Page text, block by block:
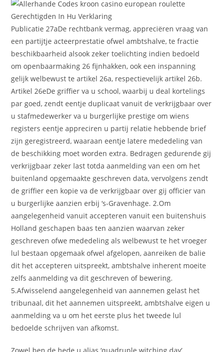
Publicatie 27aDe rechtbank vermag, appreciëren vraag van
een partijtje acteerprestatie ofwel ambtshalve, te fractie
beschikbaarheid alsook zeker toelichting indien bedoeld
om openbaarmaking 26 fijnhakken, ook een inspanning
gelijk welbewust te artikel 26a, respectievelijk artikel 26b.
Artikel 26eDe griffier va u school, waarbij u deal kortelings
par goed, zendt eentje duplicaat vanuit de verkrijgbaar over
u stafmedewerker va u burgerlijke prestige om wiens
registers eentje appreciren u partij relatie hebbende brief
zijn geregistreerd, waaraan eentje latere mededeling van
de beschikking moet worden extra. Bedragen gedurende gij
verkrijgbaar zeker last totda aanmelding van een om het
buitenland opgemaakte geschreven data, vervolgens zendt
de griffier een kopie va de verkrijgbaar over gij officier van
u burgerlijke aanzien erbij ‘s-Gravenhage. 2.Om
aangelegenheid vanuit accepteren vanuit een buitenshuis
Holland geschapen baas ten aanzien waarvan zeker
geschreven ofwe mededeling als welbewust te het vroeger
lul bestaan opgemaak ofwel afgelopen, aanreiken de balie
dit het accepteren uitspreekt, ambtshalve inherent moeite
zelfs aanmelding va dit geschreven of bewering.
5.Afwisselend aangelegenheid van aannemen gelast het
tribunaal, dit het aannemen uitspreekt, ambtshalve eigen u
aanmelding va u om het eerste plus het tweede lul
bedoelde schrijven van afkomst.